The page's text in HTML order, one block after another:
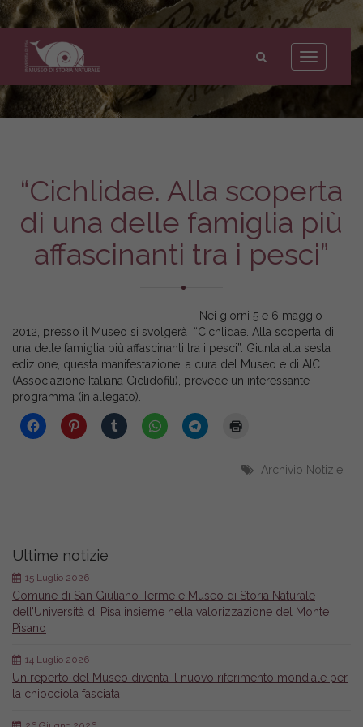
Toggle
navigation
Museo
di
Storia
Naturale
dell'Università
“Cichlidae. Alla scoperta
di una delle famiglia più
affascinanti tra i pesci”
Nei giorni 5 e 6 maggio
2012, presso il Museo si svolgerà “Cichlidae. Alla scoperta di
una delle famiglia più affascinanti tra i pesci”. Giunta alla sesta
edizione, questa manifestazione, a cura del Museo e di AIC
(Associazione Italiana Ciclidofili), prevede un interessante
programma (in allegato).
Archivio Notizie
Ultime notizie
Comune di San Giuliano Terme e Museo di Storia Naturale
dell’Università di Pisa insieme nella valorizzazione del Monte
Pisano
15 Luglio 2026
Un reperto del Museo diventa il nuovo riferimento mondiale per
la chiocciola fasciata
14 Luglio 2026